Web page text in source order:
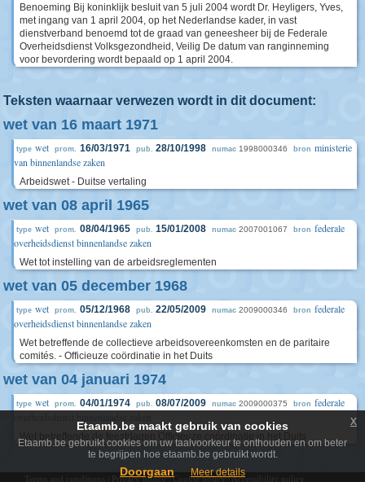
Benoeming Bij koninklijk besluit van 5 juli 2004 wordt Dr. Heyligers, Yves,
met ingang van 1 april 2004, op het Nederlandse kader, in vast
dienstverband benoemd tot de graad van geneesheer bij de Federale
Overheidsdienst Volksgezondheid, Veilig De datum van ranginneming
voor bevordering wordt bepaald op 1 april 2004.
Teksten waarnaar verwezen wordt in dit document:
wet van 16 maart 1971
type wet prom. 16/03/1971 pub. 28/10/1998 numac 1998000346 bron ministerie
van binnenlandse zaken
Arbeidswet - Duitse vertaling
wet van 08 april 1965
type wet prom. 08/04/1965 pub. 15/01/2008 numac 2007001067 bron federale
overheidsdienst binnenlandse zaken
Wet tot instelling van de arbeidsreglementen
wet van 05 december 1968
type wet prom. 05/12/1968 pub. 22/05/2009 numac 2009000346 bron federale
overheidsdienst binnenlandse zaken
Wet betreffende de collectieve arbeidsovereenkomsten en de paritaire
comités. - Officieuze coördinatie in het Duits
wet van 04 januari 1974
type wet prom. 04/01/1974 pub. 08/07/2009 numac 2009000375 bron federale
Wet betreffende de feestdagen Officieuze coördinatie in het Duits
Privacy policy|Cookie policy|Accessibility policy
Etaamb.be maakt gebruik van cookies
Etaamb.be gebruikt cookies om uw taalvoorkeur te onthouden en om beter
te begrijpen hoe etaamb.be gebruikt wordt.
Doorgaan Meer details
x